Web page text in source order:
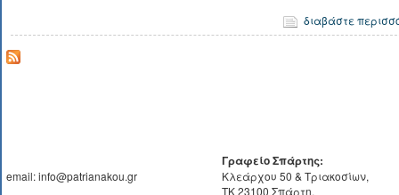
διαβάστε
email: info@patrianakou.gr
Γραφείο Σπάρτης:
Κλεάρχου 50 & Τριακοσίων,
ΤΚ 23100 Σπάρτη,